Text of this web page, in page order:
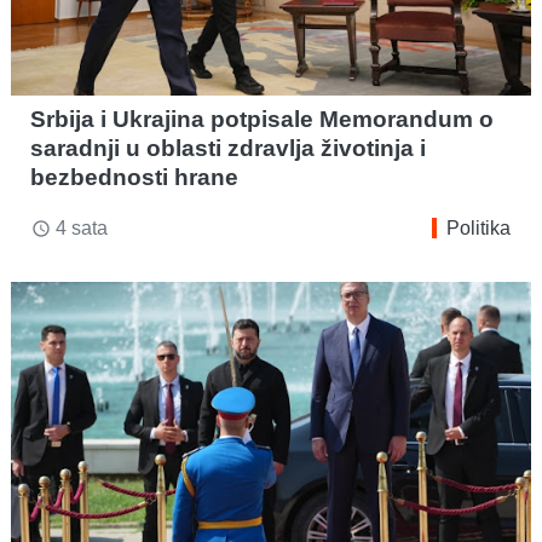
Srbija i Ukrajina potpisale Memorandum o
saradnji u oblasti zdravlja životinja i
bezbednosti hrane
access_time 4 sata Politika